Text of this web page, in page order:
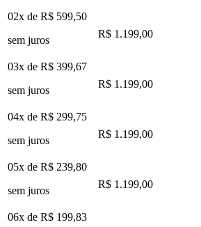
02x de R$ 599,50
sem juros
R$ 1.199,00
03x de R$ 399,67
sem juros
R$ 1.199,00
04x de R$ 299,75
sem juros
R$ 1.199,00
05x de R$ 239,80
sem juros
R$ 1.199,00
06x de R$ 199,83